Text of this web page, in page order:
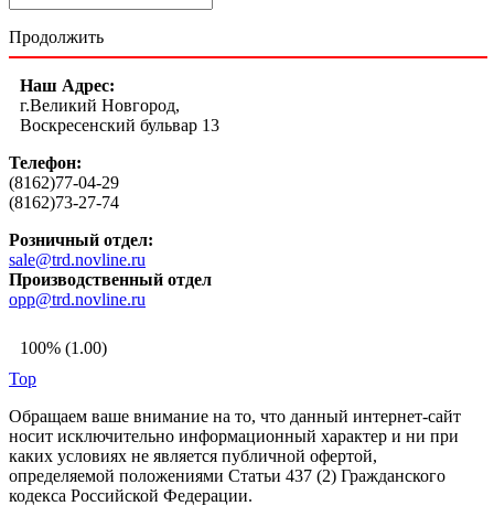
Продолжить
Наш Адрес:
г.Великий Новгород,
Воскресенский бульвар 13
Телефон:
(8162)77-04-29
(8162)73-27-74
Розничный отдел:
sale@trd.novline.ru
Производственный отдел
opp@trd.novline.ru
100% (1.00)
Top
Обращаем ваше внимание на то, что данный интернет-сайт
носит исключительно информационный характер и ни при
каких условиях не является публичной офертой,
определяемой положениями Статьи 437 (2) Гражданского
кодекса Российской Федерации.